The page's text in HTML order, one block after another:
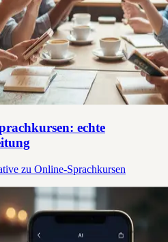
echte
zu Online-Sprachkursen